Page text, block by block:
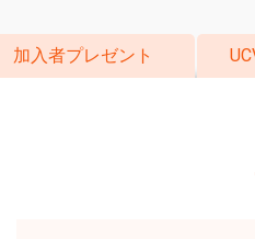
加入者プレゼント